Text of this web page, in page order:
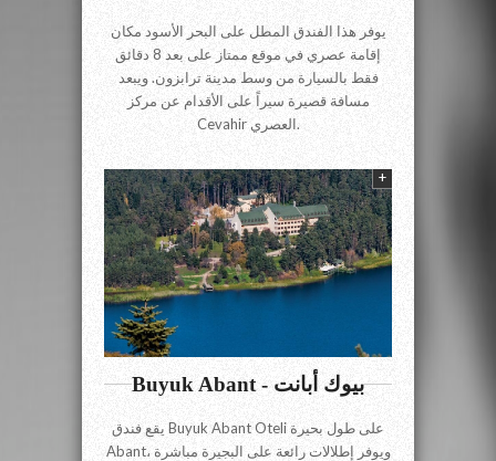
يوفر هذا الفندق المطل على البحر الأسود مكان
إقامة عصري في موقع ممتاز على بعد 8 دقائق
فقط بالسيارة من وسط مدينة ترابزون. ويبعد
مسافة قصيرة سيراً على الأقدام عن مركز
Cevahir العصري.
+
Buyuk Abant - بيوك أبانت
يقع فندق Buyuk Abant Oteli على طول بحيرة
Abant، ويوفر إطلالات رائعة على البجيرة مباشرة